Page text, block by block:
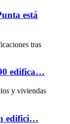
está
edifica…
edifici…